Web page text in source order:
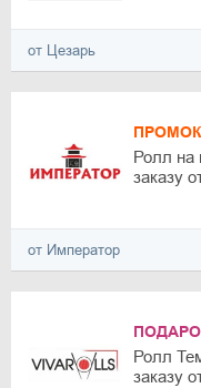
от Цезарь
Ролл на
заказу
от Император
Ролл
заказу